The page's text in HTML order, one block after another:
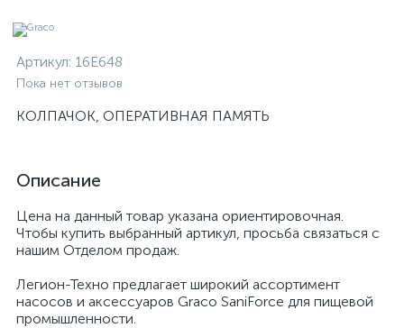
Артикул: 16E648
Пока нет отзывов
КОЛПАЧОК, ОПЕРАТИВНАЯ ПАМЯТЬ
Описание
Цена на данный товар указана ориентировочная.
Чтобы купить выбранный артикул, просьба связаться с
нашим Отделом продаж.
Легион-Техно предлагает широкий ассортимент
насосов и аксессуаров Graco SaniForce для пищевой
промышленности.